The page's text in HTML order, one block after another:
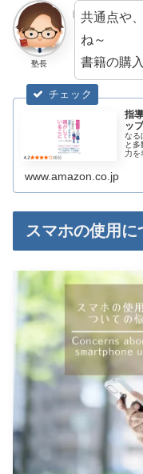
塾長
共通点や
ね～
書籍の購
指
ッ
なる
と
力を
www.amazon.co.jp
スマホの使用に